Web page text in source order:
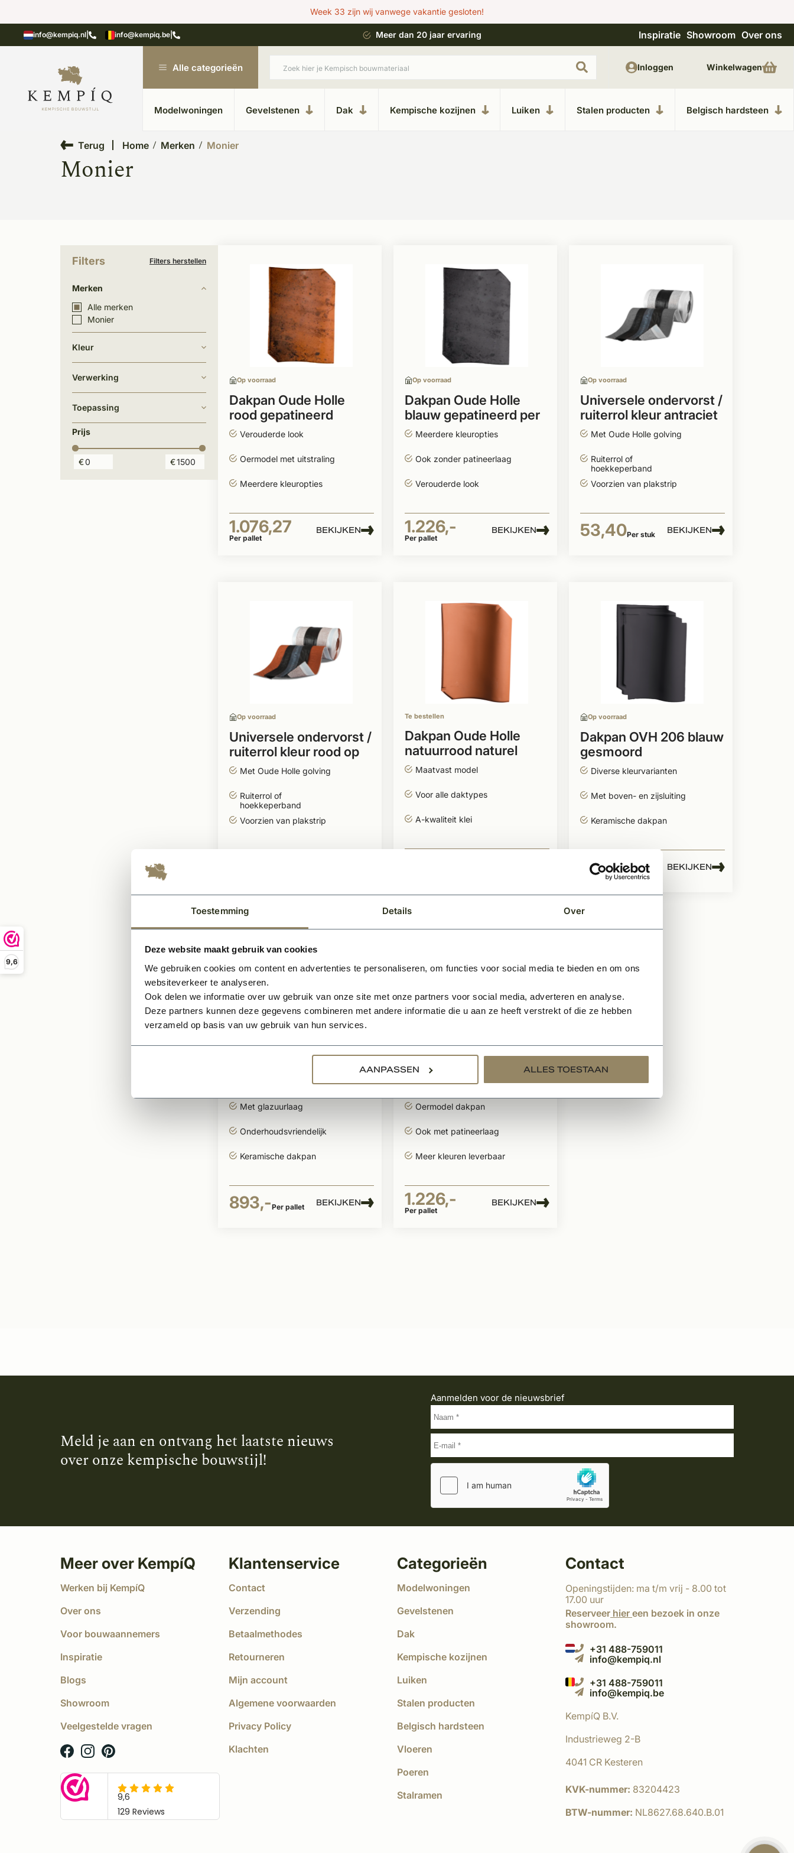
Toestemming Details Over
Deze website maakt gebruik van cookies
We gebruiken cookies om content en advertenties te personaliseren, om functies voor social media te bieden en om ons
websiteverkeer te analyseren.
Ook delen we informatie over uw gebruik van onze site met onze partners voor social media, adverteren en analyse.
Deze partners kunnen deze gegevens combineren met andere informatie die u aan ze heeft verstrekt of die ze hebben
verzameld op basis van uw gebruik van hun services.
AANPASSEN ALLES TOESTAAN
9,6
Week 33 zijn wij vanwege vakantie gesloten!
info@kempiq.nl info@kempiq.be
in Kesteren Unieke materialen in kempische bouwstijl Meer dan 20 jaar ervaring Uitgebreide showroom in Kesteren Unieke
Inspiratie Showroom Over ons
Alle categorieën
Modelwoningen Gevelstenen Dak Kempische kozijnen Luiken Stalen producten Belgisch hardsteen
Inloggen Winkelwagen
Terug Home Merken Monier
Monier
Filters Filters herstellen
Merken
Alle merken
Monier
Kleur
Verwerking
Toepassing
Prijs
€ €
Op voorraad
Dakpan Oude Holle
rood gepatineerd
Verouderde look
Oermodel met uitstraling
Meerdere kleuropties
1.076,27
Per pallet
BEKIJKEN
Op voorraad
Dakpan Oude Holle
blauw gepatineerd per
pallet
Meerdere kleuropties
Ook zonder patineerlaag
Verouderde look
1.226,-
Per pallet
BEKIJKEN
Op voorraad
Universele ondervorst /
ruiterrol kleur antraciet
op rol 300-340mm
Met Oude Holle golving
Ruiterrol of
hoekkeperband
Voorzien van plakstrip
53,40Per stuk BEKIJKEN
Op voorraad
Universele ondervorst /
ruiterrol kleur rood op
rol 300-340mm
Met Oude Holle golving
Ruiterrol of
hoekkeperband
Voorzien van plakstrip
Te bestellen
Dakpan Oude Holle
natuurrood naturel
Maatvast model
Voor alle daktypes
A-kwaliteit klei
Op voorraad
Dakpan OVH 206 blauw
gesmoord
Diverse kleurvarianten
Met boven- en zijsluiting
Keramische dakpan
807,51
Per pallet
BEKIJKEN
Dakpan OVH 206 zwart
Met glazuurlaag
Onderhoudsvriendelijk
Keramische dakpan
893,-Per pallet BEKIJKEN
Te bestellen
Dakpan Oude Holle
blauw gesmoord
naturel
Oermodel dakpan
Ook met patineerlaag
Meer kleuren leverbaar
1.226,-
Per pallet
BEKIJKEN
Meld je aan en ontvang het laatste nieuws
over onze kempische bouwstijl!
Aanmelden voor de nieuwsbrief
Meer over KempíQ
Werken bij KempíQ
Over ons
Voor bouwaannemers
Inspiratie
Blogs
Showroom
Veelgestelde vragen
Klantenservice
Contact
Verzending
Betaalmethodes
Retourneren
Mijn account
Algemene voorwaarden
Privacy Policy
Klachten
Categorieën
Modelwoningen
Gevelstenen
Dak
Kempische kozijnen
Luiken
Stalen producten
Belgisch hardsteen
Vloeren
Poeren
Stalramen
Contact
Openingstijden: ma t/m vrij - 8.00 tot
17.00 uur
Reserveer hier een bezoek in onze
showroom.
+31 488-759011
info@kempiq.nl
+31 488-759011
info@kempiq.be
KempíQ B.V.
Industrieweg 2-B
4041 CR Kesteren
KVK-nummer: 83204423
BTW-nummer: NL8627.68.640.B.01